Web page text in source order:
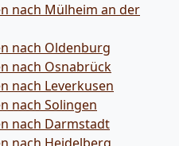
nach Mülheim an der
nach Oldenburg
nach Osnabrück
nach Leverkusen
nach Solingen
nach Darmstadt